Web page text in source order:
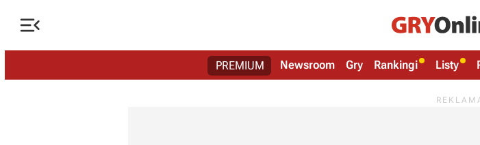

PREMIUM Newsroom Gry Rankingi Listy